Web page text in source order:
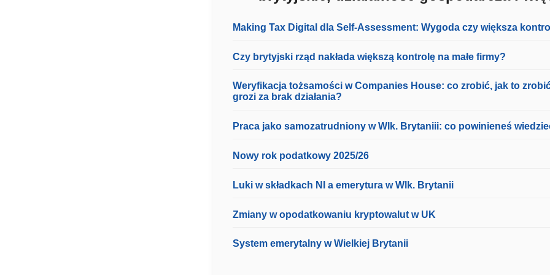
Making Tax Digital dla Self-Assessment: Wygoda czy większa
Czy brytyjski rząd nakłada większą kontrolę na małe firmy?
Weryfikacja tożsamości w Companies House: co zrobić, jak to
grozi za brak działania?
Praca jako samozatrudniony w Wlk. Brytaniii: co powinieneś
Nowy rok podatkowy 2025/26
Luki w składkach NI a emerytura w Wlk. Brytanii
Zmiany w opodatkowaniu kryptowalut w UK
System emerytalny w Wielkiej Brytanii